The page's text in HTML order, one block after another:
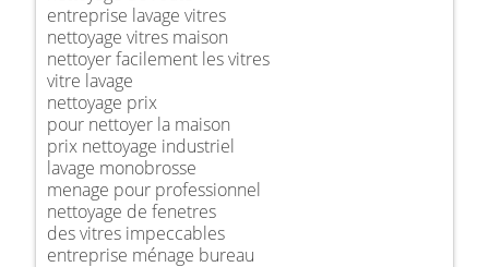
entreprise lavage vitres
nettoyage vitres maison
nettoyer facilement les vitres
vitre lavage
nettoyage prix
pour nettoyer la maison
prix nettoyage industriel
lavage monobrosse
menage pour professionnel
nettoyage de fenetres
des vitres impeccables
entreprise ménage bureau